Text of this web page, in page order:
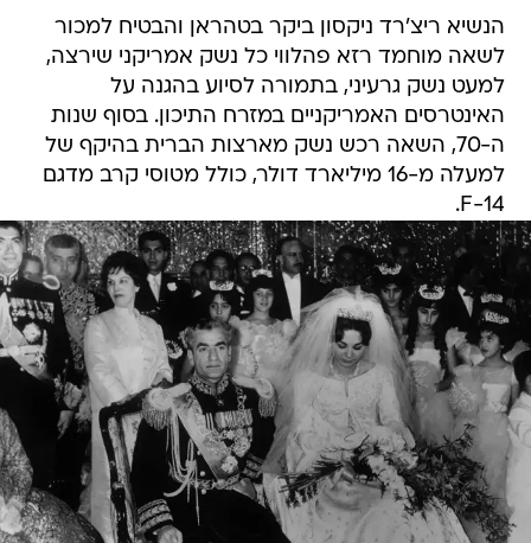
הנשיא ריצ'רד ניקסון ביקר בטהראן והבטיח למכור
לשאה מוחמד רזא פהלווי כל נשק אמריקני שירצה,
למעט נשק גרעיני, בתמורה לסיוע בהגנה על
האינטרסים האמריקניים במזרח התיכון. בסוף שנות
ה-70, השאה רכש נשק מארצות הברית בהיקף של
למעלה מ-16 מיליארד דולר, כולל מטוסי קרב מדגם
F-14.